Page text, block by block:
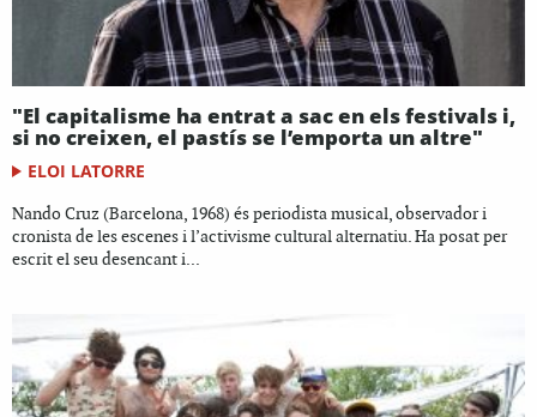
"El capitalisme ha entrat a sac en els festivals i,
si no creixen, el pastís se l’emporta un altre"
ELOI LATORRE
Nando Cruz (Barcelona, 1968) és periodista musical, observador i
cronista de les escenes i l’activisme cultural alternatiu. Ha posat per
escrit el seu desencant i...